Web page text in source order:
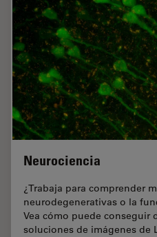
Neurociencia
¿Trabaja para comprender
neurodegenerativas o la
Vea cómo puede conseguir
soluciones de imágenes de